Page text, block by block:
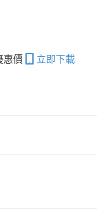
惠價 立即下載